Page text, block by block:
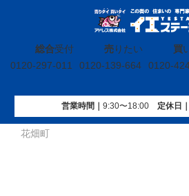
総合受付
0120-297-011
売りたい
0120-139-664
買
0120-
営業時間｜ 9:30〜18:00定休⽇｜
イエステーション»売買実績»土地»
花畑町